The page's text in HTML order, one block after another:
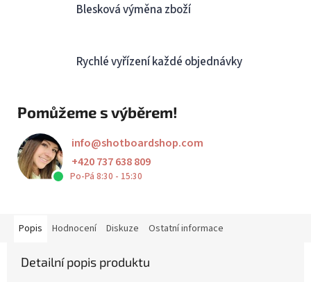
Blesková výměna zboží
Rychlé vyřízení každé objednávky
Pomůžeme s výběrem!
info@shotboardshop.com
+420 737 638 809
Po-Pá 8:30 - 15:30
Popis Hodnocení Diskuze Ostatní informace
Detailní popis produktu